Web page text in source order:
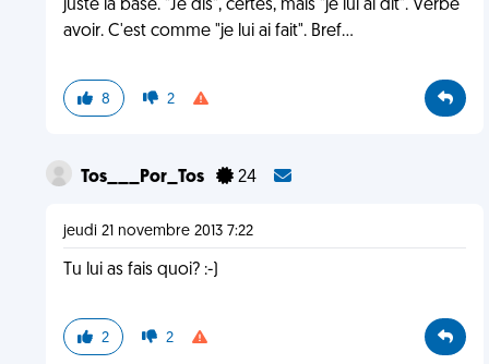
juste la base. "Je dis", certes, mais "je lui ai dit". Verbe
avoir. C'est comme "je lui ai fait". Bref...
8 2
Tos___Por_Tos 24
jeudi 21 novembre 2013 7:22
Tu lui as fais quoi? :-)
2 2